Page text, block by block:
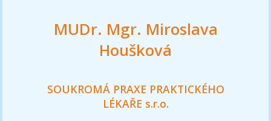
MUDr. Mgr. Miroslava
Houšková
SOUKROMÁ PRAXE PRAKTICKÉHO
LÉKAŘE s.r.o.